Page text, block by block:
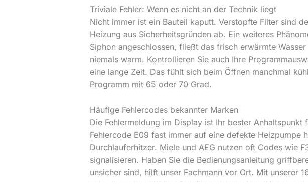
Triviale Fehler: Wenn es nicht an der Technik liegt
Nicht immer ist ein Bauteil kaputt. Verstopfte Filter sind
Heizung aus Sicherheitsgründen ab. Ein weiteres
Siphon angeschlossen, fließt das frisch erwärmte
niemals warm. Kontrollieren Sie auch Ihre
eine lange Zeit. Das fühlt sich beim Öffnen manchmal
Programm mit 65 oder 70 Grad.
Häufige Fehlercodes bekannter Marken
Die Fehlermeldung im Display ist Ihr bester
Fehlercode E09 fast immer auf eine defekte Heizpumpe
Durchlauferhitzer. Miele und AEG nutzen oft Codes wie
signalisieren. Haben Sie die Bedienungsanleitung
unsicher sind, hilft unser Fachmann vor Ort. Mit unserer